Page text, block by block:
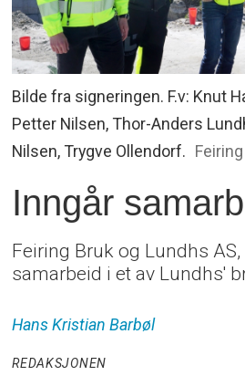
Bilde fra signeringen. F.v: Knut
Petter Nilsen, Thor-Anders
Nilsen, Trygve Ollendorf.
Inngår
Feiring Bruk og Lundhs
samarbeid i et av Lundhs'
Hans Kristian Barbøl
REDAKSJONEN